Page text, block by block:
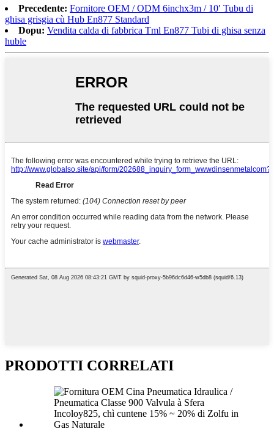
Precedente: Fornitore OEM / ODM 6inchx3m / 10′ Tubu di
ghisa grisgia cù Hub En877 Standard
Dopu: Vendita calda di fabbrica Tml En877 Tubi di ghisa senza
huble
PRODOTTI CORRELATI